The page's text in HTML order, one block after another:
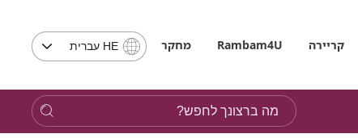
קריירה Rambam4U מחקר
בחירת
שים
לב,
בבחירת
HE עברית
מה
ברצונך
לחפש?